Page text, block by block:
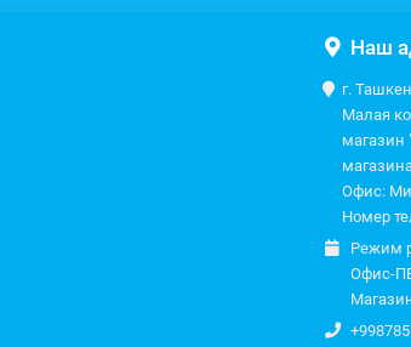
Наш
г.
Малая
магазин
Офис:
Номер
Режим
Офис-